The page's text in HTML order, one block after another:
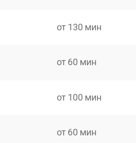
от 130 мин
от 60 мин
от 100 мин
от 60 мин